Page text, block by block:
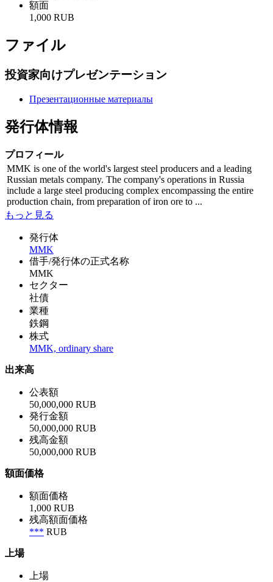
額面
1,000 RUB
ファイル
投資家向けプレゼンテーション
Презентационные материалы
発行体情報
プロフィール
MMK is one of the world's largest steel producers and a leading
Russian metals company. The company's operations in Russia
include a large steel producing complex encompassing the entire
production chain, from preparation of iron ore to ...
もっと見る
発行体
MMK
借手/発行体の正式名称
MMK
セクター
社債
業種
鉄鋼
株式
MMK, ordinary share
出来高
公表額
50,000,000 RUB
発行金額
50,000,000 RUB
残高金額
50,000,000 RUB
額面価格
額面価格
1,000 RUB
残高額面価格
*** RUB
上場
上場